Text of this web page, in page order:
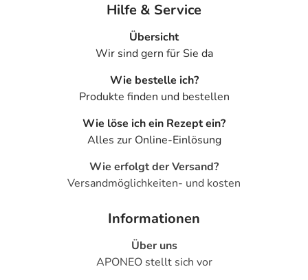
- Psychische Symptome
- Bewusstseinsstörungen
- Knochenschmerzen
- Nierensteinbildung
- Verkalkungen
- Bindehautentzündung
- Missempfindungen
- Wachstumsstillstand
Bemerken Sie eine Befindlichkeitsstörung oder
Veränderung während der Behandlung, wenden Sie sich
Hilfe & Service
Übersicht
Wir sind gern für Sie da
Wie bestelle ich?
Produkte finden und bestellen
Wie löse ich ein Rezept ein?
Alles zur Online-Einlösung
Wie erfolgt der Versand?
Versandmöglichkeiten- und kosten
Informationen
Über uns
APONEO stellt sich vor